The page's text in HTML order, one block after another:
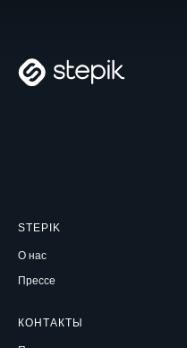
STEPIK
О нас
Прессе
КОНТАКТЫ